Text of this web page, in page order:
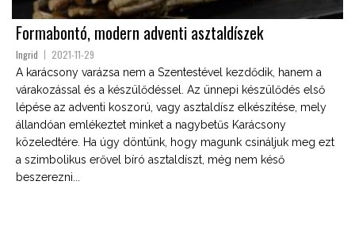
Formabontó, modern adventi asztaldíszek
Ingrid 2021-11-29
A karácsony varázsa nem a Szentestével kezdődik, hanem a
várakozással és a készülődéssel. Az ünnepi készülődés első
lépése az adventi koszorú, vagy asztaldísz elkészítése, mely
állandóan emlékeztet minket a nagybetűs Karácsony
közeledtére. Ha úgy döntünk, hogy magunk csináljuk meg ezt
a szimbolikus erővel bíró asztaldíszt, még nem késő
beszerezni...